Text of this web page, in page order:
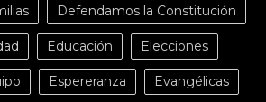
Defendamos la Constitución
Educación Elecciones
Espereranza Evangélicas